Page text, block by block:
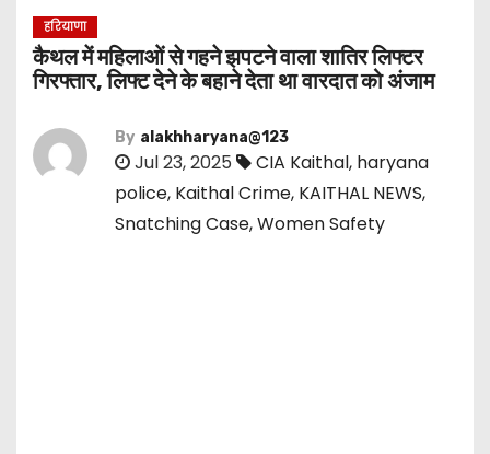
हरियाणा
कैथल में महिलाओं से गहने झपटने वाला शातिर लिफ्टर
गिरफ्तार, लिफ्ट देने के बहाने देता था वारदात को अंजाम
By alakhharyana@123
Jul 23, 2025 CIA Kaithal, haryana
police, Kaithal Crime, KAITHAL NEWS,
Snatching Case,Women Safety